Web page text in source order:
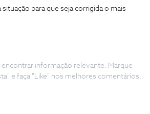
para que seja corrigida o mais
encontrar informação relevante. Marque
e faça "Like" nos melhores comentários.